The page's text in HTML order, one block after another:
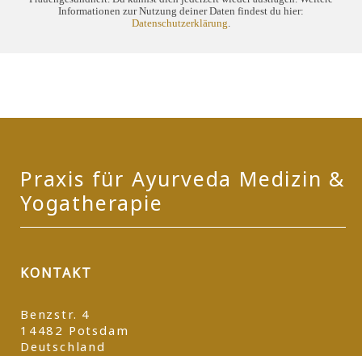
Informationen zur Nutzung deiner Daten findest du hier:
Datenschutzerklärung.
Praxis für Ayurveda Medizin &
Yogatherapie
KONTAKT
Benzstr. 4
14482 Potsdam
Deutschland